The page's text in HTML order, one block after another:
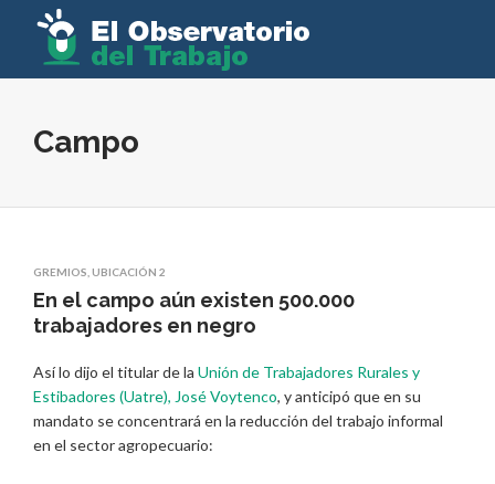
Campo
GREMIOS UBICACIÓN 2
En el campo aún existen 500.000
trabajadores en negro
Así lo dijo el titular de la Unión de Trabajadores Rurales y
Estibadores (Uatre), José Voytenco, y anticipó que en su
mandato se concentrará en la reducción del trabajo informal
en el sector agropecuario: